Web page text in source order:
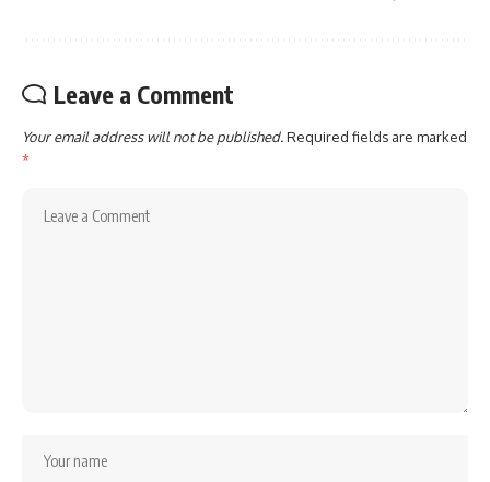
Leave a Comment
Your email address will not be published.Required fields are marked
*